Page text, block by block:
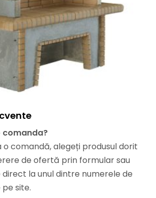
comanda?
o comandă, alegeți produsul dorit
de ofertă prin formular sau
la unul dintre numerele de
site.